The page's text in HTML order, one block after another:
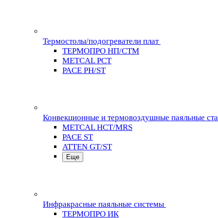
Термостолы/подогреватели плат
ТЕРМОПРО НП/СТМ
METCAL PCT
PACE PH/ST
Конвекционные и термовоздушные паяльные
METCAL HCT/MRS
PACE ST
ATTEN GT/ST
Еще
Инфракрасные паяльные системы
ТЕРМОПРО ИК